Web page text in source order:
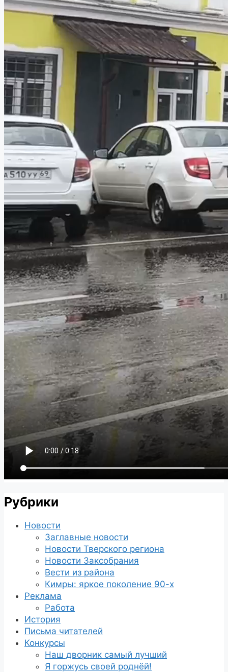
Рубрики
Новости
Заглавные новости
Новости Тверского региона
Новости Заксобрания
Вести из района
Кимры: яркое поколение 90-х
Реклама
Работа
История
Письма читателей
Конкурсы
Наш дворник самый лучший
Я горжусь своей роднёй!